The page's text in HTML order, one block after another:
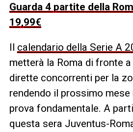
Guarda 4 partite della
19,99€
Il calendario della Serie A
metterà la Roma di fronte
dirette concorrenti per la
rendendo il prossimo mese
prova fondamentale. A
questa sera Juventus-